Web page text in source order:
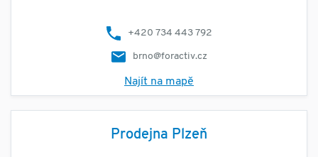
+420 734 443 792
brno@foractiv.cz
Najít na mapě
Prodejna Plzeň